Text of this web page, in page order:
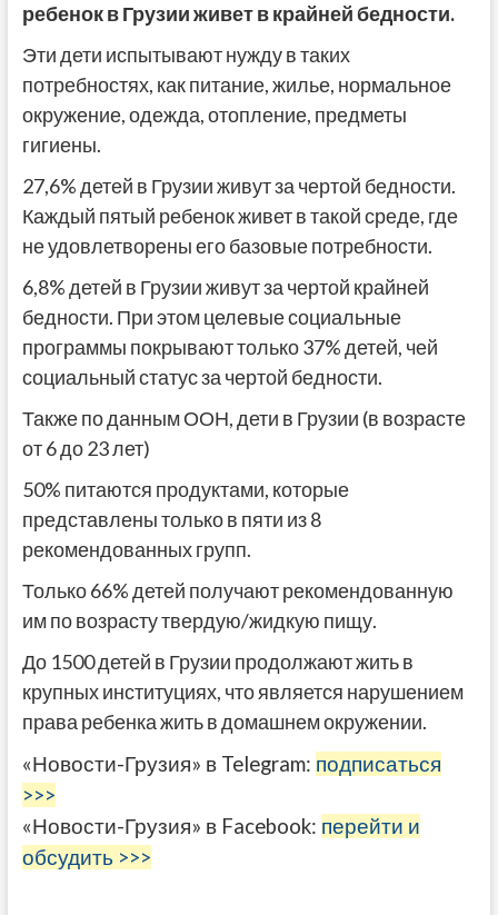
ребенок в Грузии живет в крайней бедности.
Эти дети испытывают нужду в таких
потребностях, как питание, жилье, нормальное
окружение, одежда, отопление, предметы
гигиены.
27,6% детей в Грузии живут за чертой бедности.
Каждый пятый ребенок живет в такой среде, где
не удовлетворены его базовые потребности.
6,8% детей в Грузии живут за чертой крайней
бедности. При этом целевые социальные
программы покрывают только 37% детей, чей
социальный статус за чертой бедности.
Также по данным ООН, дети в Грузии (в возрасте
от 6 до 23 лет)
50% питаются продуктами, которые
представлены только в пяти из 8
рекомендованных групп.
Только 66% детей получают рекомендованную
им по возрасту твердую/жидкую пищу.
До 1500 детей в Грузии продолжают жить в
крупных институциях, что является нарушением
права ребенка жить в домашнем окружении.
«Новости-Грузия» в Telegram: подписаться
>>>
«Новости-Грузия» в Facebook: перейти и
обсудить >>>